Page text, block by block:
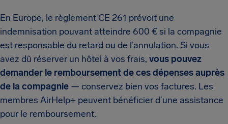
En Europe, le règlement CE 261 prévoit une
indemnisation pouvant atteindre 600 € si la compagnie
est responsable du retard ou de l’annulation. Si vous
avez dû réserver un hôtel à vos frais, vous pouvez
demander le remboursement de ces dépenses auprès
de la compagnie — conservez bien vos factures. Les
membres AirHelp+ peuvent bénéficier d’une assistance
pour le remboursement.